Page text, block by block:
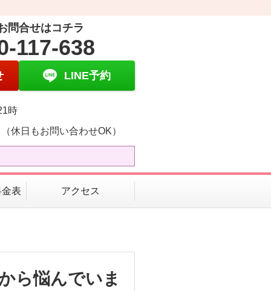
問合せはコチラ
117-638
LINE予約
時
休日もお問い合わせOK）
表 アクセス
ら悩んでいま